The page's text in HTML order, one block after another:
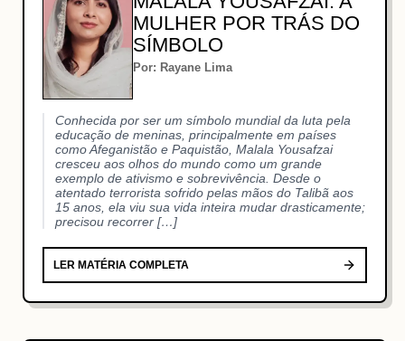
MULHER POR TRÁS DO
SÍMBOLO
Por: Rayane Lima
Conhecida por ser um símbolo mundial da luta pela
educação de meninas, principalmente em países
como Afeganistão e Paquistão, Malala Yousafzai
cresceu aos olhos do mundo como um grande
exemplo de ativismo e sobrevivência. Desde o
atentado terrorista sofrido pelas mãos do Talibã aos
15 anos, ela viu sua vida inteira mudar drasticamente;
precisou recorrer […]
LER MATÉRIA COMPLETA